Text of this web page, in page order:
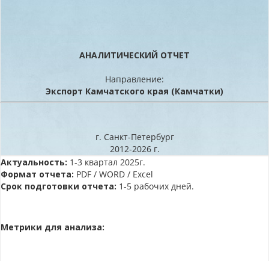
АНАЛИТИЧЕСКИЙ ОТЧЕТ
Направление:
Экспорт Камчатского края (Камчатки)
г. Санкт-Петербург
2012-2026 г.
Актуальность: 1-3 квартал 2025г.
Формат отчета: PDF / WORD / Excel
Срок подготовки отчета: 1-5 рабочих дней.
Метрики для анализа: